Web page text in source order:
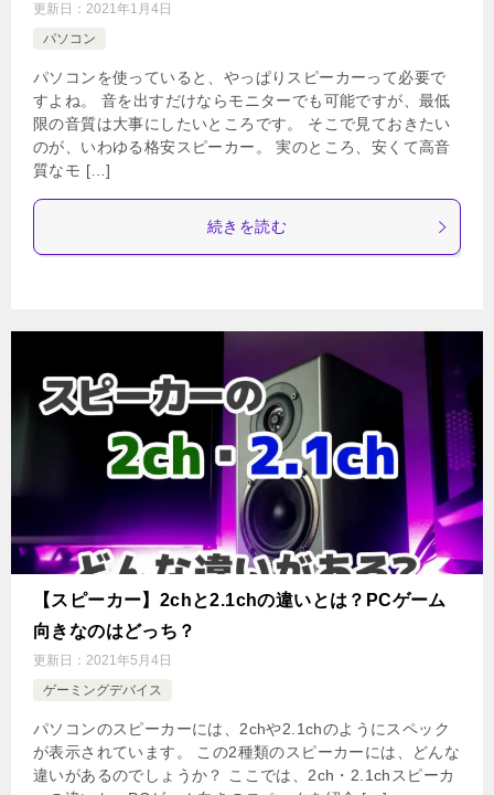
更新日： 2021年1月4日
パソコン
パソコンを使っていると、やっぱりスピーカーって必要で
すよね。 音を出すだけならモニターでも可能ですが、最低
限の音質は大事にしたいところです。 そこで見ておきたい
のが、いわゆる格安スピーカー。 実のところ、安くて高音
質なモ […]
続きを読む
【スピーカー】2chと2.1chの違いとは？PCゲーム
向きなのはどっち？
更新日： 2021年5月4日
ゲーミングデバイス
パソコンのスピーカーには、2chや2.1chのようにスペック
が表示されています。 この2種類のスピーカーには、どんな
違いがあるのでしょうか？ ここでは、2ch・2.1chスピーカ